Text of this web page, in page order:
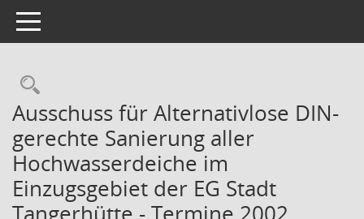
Toggle navigation
Rechercheauswahl
Ausschuss für Alternativlose DIN-
gerechte Sanierung aller
Hochwasserdeiche im
Einzugsgebiet der EG Stadt